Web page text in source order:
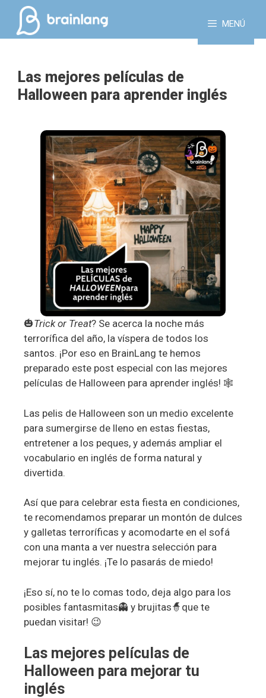
MENÚ
Las mejores películas de
Halloween para aprender inglés
🎃Trick or Treat? Se acerca la noche más
terrorífica del año, la víspera de todos los
santos. ¡Por eso en BrainLang te hemos
preparado este post especial con las mejores
películas de Halloween para aprender inglés! 🕸️
Las pelis de Halloween son un medio excelente
para sumergirse de lleno en estas fiestas,
entretener a los peques, y además ampliar el
vocabulario en inglés de forma natural y
divertida.
Así que para celebrar esta fiesta en condiciones,
te recomendamos preparar un montón de dulces
y galletas terroríficas y acomodarte en el sofá
con una manta a ver nuestra selección para
mejorar tu inglés. ¡Te lo pasarás de miedo!
¡Eso sí, no te lo comas todo, deja algo para los
posibles fantasmitas👻 y brujitas🧙que te
puedan visitar! 😉
Las mejores películas de
Halloween para mejorar tu
inglés